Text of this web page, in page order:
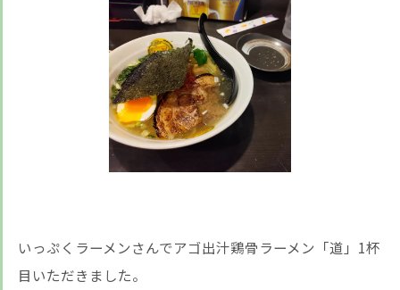
いっぷくラーメンさんでアゴ出汁鶏骨ラーメン「道」1杯
目いただきました。